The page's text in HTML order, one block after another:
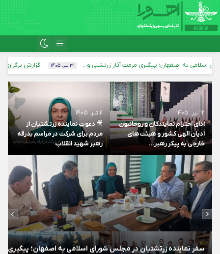
به اصفهان؛ پیگیری مرمت آثار زرتشتی و... ۳۱ تیر، ۱۴۰۵ گزارش برگزاری
۱۲ تیر، ۱۴۰۵
ادای احترام نمایندگان و روحانیون
ادیان الهی کشور و هیئت‌های
خارجی به پیکر رهبر...
۱۱ تیر، ۱۴۰۵
🎥 دعوت نماینده زرتشتیان از
مردم برای شرکت در مراسم بدرقه
رهبر شهید انقلاب
سفر نماینده زرتشتیان در مجلس شورای اسلامی به اصفهان؛ پیگیری